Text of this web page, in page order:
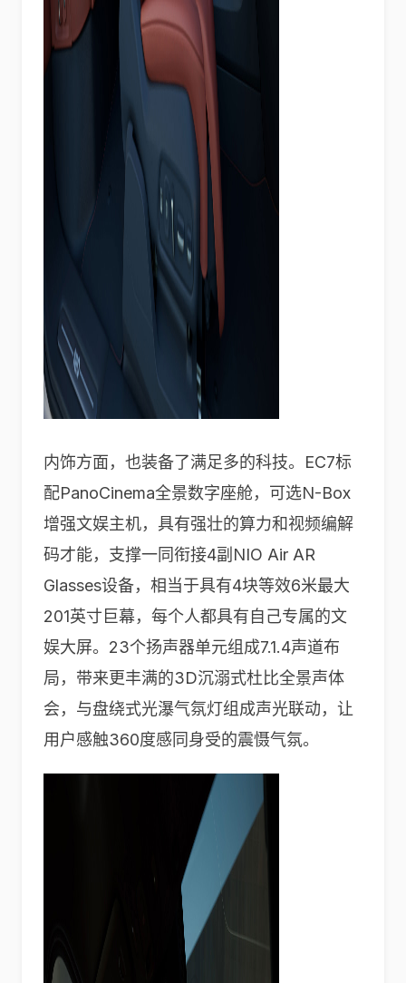
内饰方面，也装备了满足多的科技。EC7标
配PanoCinema全景数字座舱，可选N-Box
增强文娱主机，具有强壮的算力和视频编解
码才能，支撑一同衔接4副NIO Air AR
Glasses设备，相当于具有4块等效6米最大
201英寸巨幕，每个人都具有自己专属的文
娱大屏。23个扬声器单元组成7.1.4声道布
局，带来更丰满的3D沉溺式杜比全景声体
会，与盘绕式光瀑气氛灯组成声光联动，让
用户感触360度感同身受的震慑气氛。